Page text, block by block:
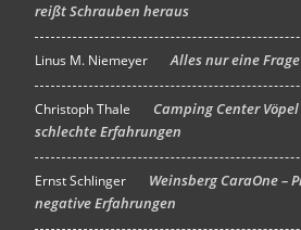
reißt Schrauben heraus
Linus M. Niemeyer AnAlles nur eine
Christoph Thale
Camping Center
schlechte Erfahrungen
Ernst Schlinger
Weinsberg CaraOne –
negative Erfahrungen